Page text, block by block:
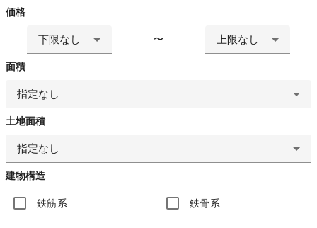
価格
下限なし 〜 上限なし
面積
指定なし
土地面積
指定なし
建物構造
鉄筋系 鉄骨系